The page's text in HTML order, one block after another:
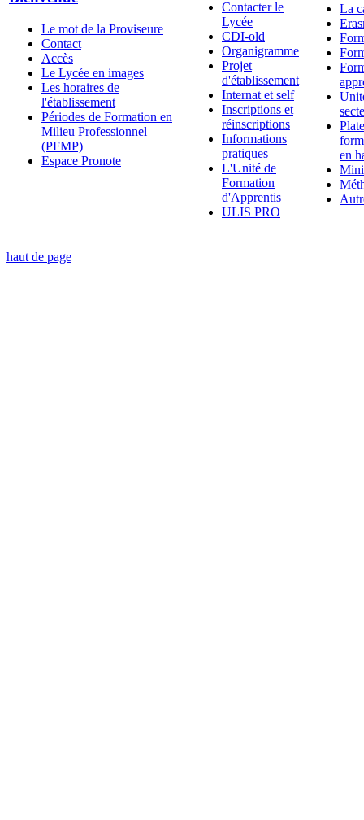
Le mot de la Proviseure
Contact
Accès
Le Lycée en images
Les horaires de
l'établissement
Périodes de Formation en
Milieu Professionnel
(PFMP)
Espace Pronote
Contacter le
Lycée
CDI-old
Organigramme
Projet
d'établissement
Internat et self
Inscriptions et
réinscriptions
Informations
pratiques
L'Unité de
Formation
d'Apprentis
ULIS PRO
La
en
Mini
haut de page